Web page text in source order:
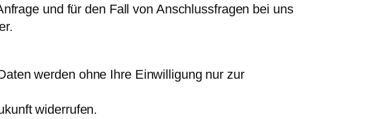
und für den Fall von Anschlussfragen bei uns
werden ohne Ihre Einwilligung nur zur
widerrufen.